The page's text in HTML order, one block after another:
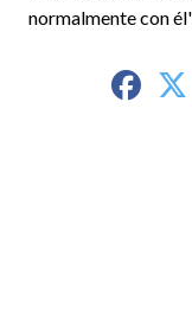
normalmente con